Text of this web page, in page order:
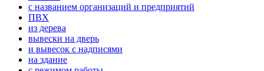
с названием организаций и предприятий
ПВХ
из дерева
вывески на дверь
и вывесок с надписями
на здание